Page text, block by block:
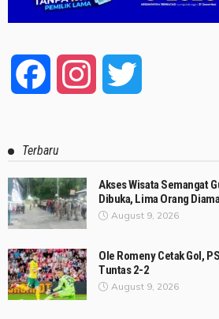
Facebook Instagram
Terbaru
Akses Wisata Semangat
Dibuka, Lima Orang
August 9, 2026
Ole Romeny Cetak Gol,
Tuntas 2-2
August 9, 2026